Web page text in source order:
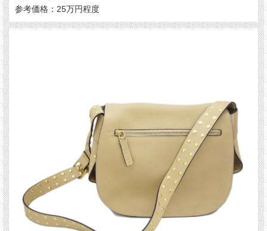
参考価格：25万円程度